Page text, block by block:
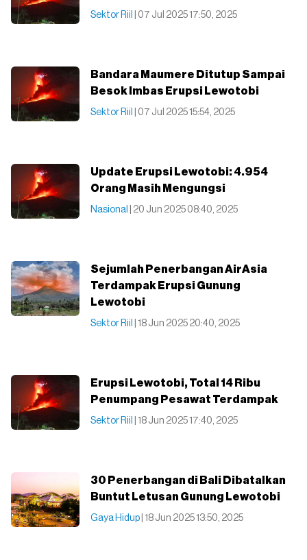
Sektor Riil | 07 Jul 2025 17:50, 2025
Bandara Maumere Ditutup Sampai
Besok Imbas Erupsi Lewotobi
Sektor Riil | 07 Jul 2025 15:54, 2025
Update Erupsi Lewotobi: 4.954
Orang Masih Mengungsi
Nasional | 20 Jun 2025 08:40, 2025
Sejumlah Penerbangan AirAsia
Terdampak Erupsi Gunung
Lewotobi
Sektor Riil | 18 Jun 2025 20:40, 2025
Erupsi Lewotobi, Total 14 Ribu
Penumpang Pesawat Terdampak
Sektor Riil | 18 Jun 2025 17:40, 2025
30 Penerbangan di Bali Dibatalkan
Buntut Letusan Gunung Lewotobi
Gaya Hidup | 18 Jun 2025 13:50, 2025